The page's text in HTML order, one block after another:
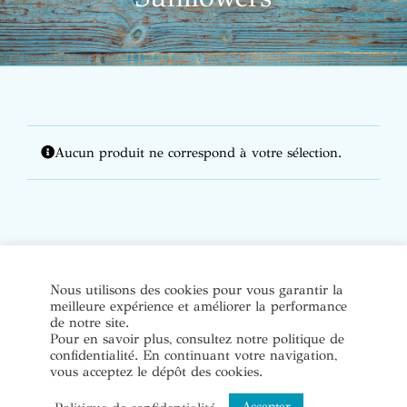
Aucun produit ne correspond à votre sélection.
© Copyright Bijoux de soi 2020-2022. Tous droits réservés. |
Conditions Générales de Vente|Mentions légales et politique
de confidentialité
Nous utilisons des cookies pour vous garantir la
meilleure expérience et améliorer la performance
de notre site.
Pour en savoir plus, consultez notre politique de
confidentialité. En continuant votre navigation,
vous acceptez le dépôt des cookies.